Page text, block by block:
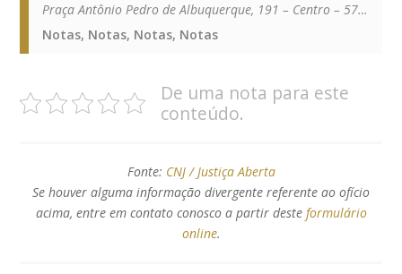
Praça Antônio Pedro de Albuquerque, 191 – Centro – 57325-000
Notas, Notas, Notas, Notas
De uma nota para este
conteúdo.
Fonte: CNJ / Justiça Aberta
Se houver alguma informação divergente referente ao ofício
acima, entre em contato conosco a partir deste formulário
online.